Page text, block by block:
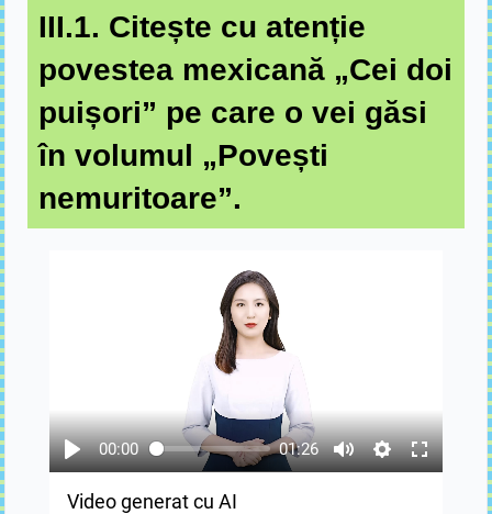
III.1. Citește cu atenție
povestea mexicană „Cei doi
puișori” pe care o vei găsi
în volumul „Povești
nemuritoare”.
00:00 01:26
Video generat cu AI